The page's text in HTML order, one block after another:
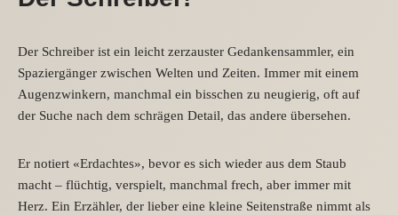
Der Schreiber ist ein leicht zerzauster Gedankensammler, ein
Spaziergänger zwischen Welten und Zeiten. Immer mit einem
Augenzwinkern, manchmal ein bisschen zu neugierig, oft auf
der Suche nach dem schrägen Detail, das andere übersehen.
Er notiert «Erdachtes», bevor es sich wieder aus dem Staub
macht – flüchtig, verspielt, manchmal frech, aber immer mit
Herz. Ein Erzähler, der lieber eine kleine Seitenstraße nimmt als